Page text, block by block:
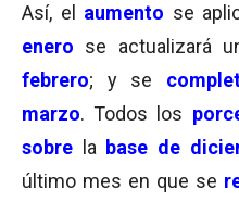
Así, el aumento se
enero se actualizará
febrero; y se
marzo. Todos los
sobre la base de
último mes en que se